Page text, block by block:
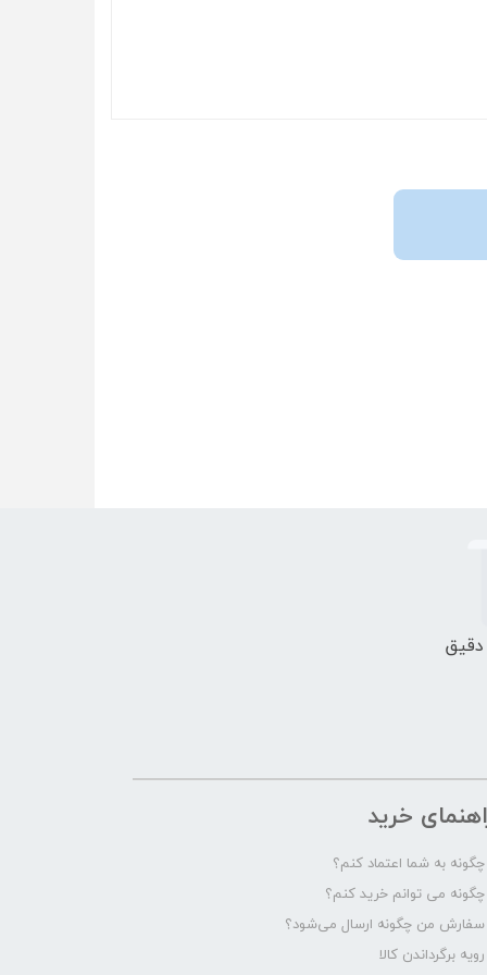
دقیق
خرید
چگونه به شما اعتماد کنم؟
چگونه می توانم خرید کنم؟
سفارش من چگونه ارسال می‌شود؟
رویه برگرداندن کالا